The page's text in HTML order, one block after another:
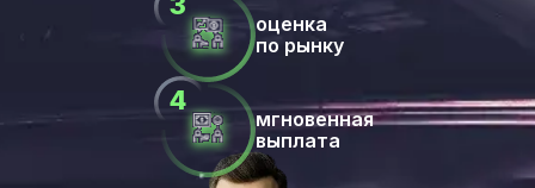
оценка
по рынку
мгновенная
выплата